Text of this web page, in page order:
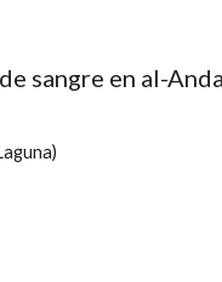
sangre en al-